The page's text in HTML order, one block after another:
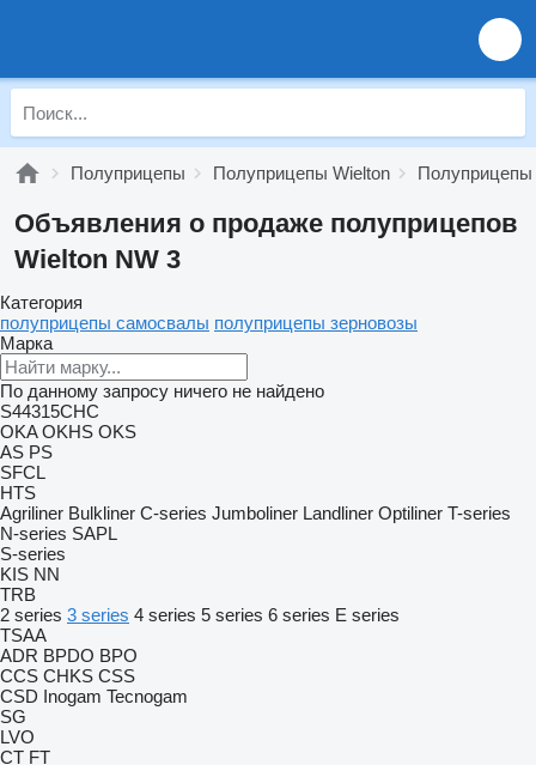
Полуприцепы Полуприцепы Wielton Полуприцепы
Объявления о продаже полуприцепов
Wielton NW 3
Категория
полуприцепы самосвалы полуприцепы зерновозы
Марка
По данному запросу ничего не найдено
S44315CHC
OKA OKHS OKS
AS PS
SFCL
HTS
Agriliner Bulkliner C-series Jumboliner Landliner Optiliner T-series
N-series SAPL
S-series
KIS NN
TRB
2 series 3 series 4 series 5 series 6 series E series
TSAA
ADR BPDO BPO
CCS CHKS CSS
CSD Inogam Tecnogam
SG
LVO
CT FT